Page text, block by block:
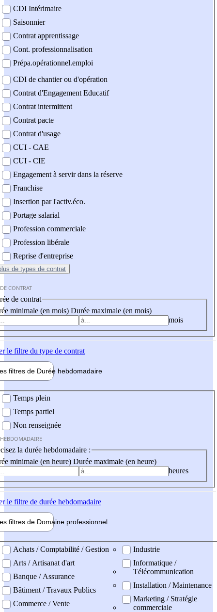
CDI Intérimaire
Saisonnier
Contrat apprentissage
Cont. professionnalisation
Prépa.opérationnel.emploi
CDI de chantier ou d'opération
Contrat d'Engagement Educatif
Contrat intermittent
Contrat pacte
Contrat d'usage
CUI - CAE
CUI - CIE
Engagement à servir dans la réserve
Franchise
Insertion par l'activ.éco.
Portage salarial
Profession commerciale
Profession libérale
Reprise d'entreprise
de types de contrat
CONTRAT
de contrat
minimale (en mois) Durée maximale (en mois)
mois
le filtre du type de contrat
filtres de Durée hebdomadaire
Temps plein
Temps partiel
Non renseignée
la durée hebdomadaire :
minimale (en heure) Durée maximale (en heure)
heures
le filtre de durée hebdomadaire
filtres de Domaine professionnel
professionel
Achats / Comptabilité / Gestion
Arts / Artisanat d'art
Banque / Assurance
Bâtiment / Travaux Publics
Commerce / Vente
Industrie
Informatique /
Télécommunication
Installation / Maintenance
Marketing / Stratégie
commerciale